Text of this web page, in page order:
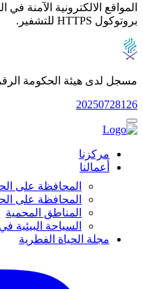
المواقع الالكترونية الآمنة
بروتوكول HTTPS للتشفير.
مسجل لدى هيئة الحكومة
20250728126
مركزنا
أعمالنا
المحافظة على
المحافظة على
المناطق المحمية
السياحة البيئية
مجلة الحياة الفطرية